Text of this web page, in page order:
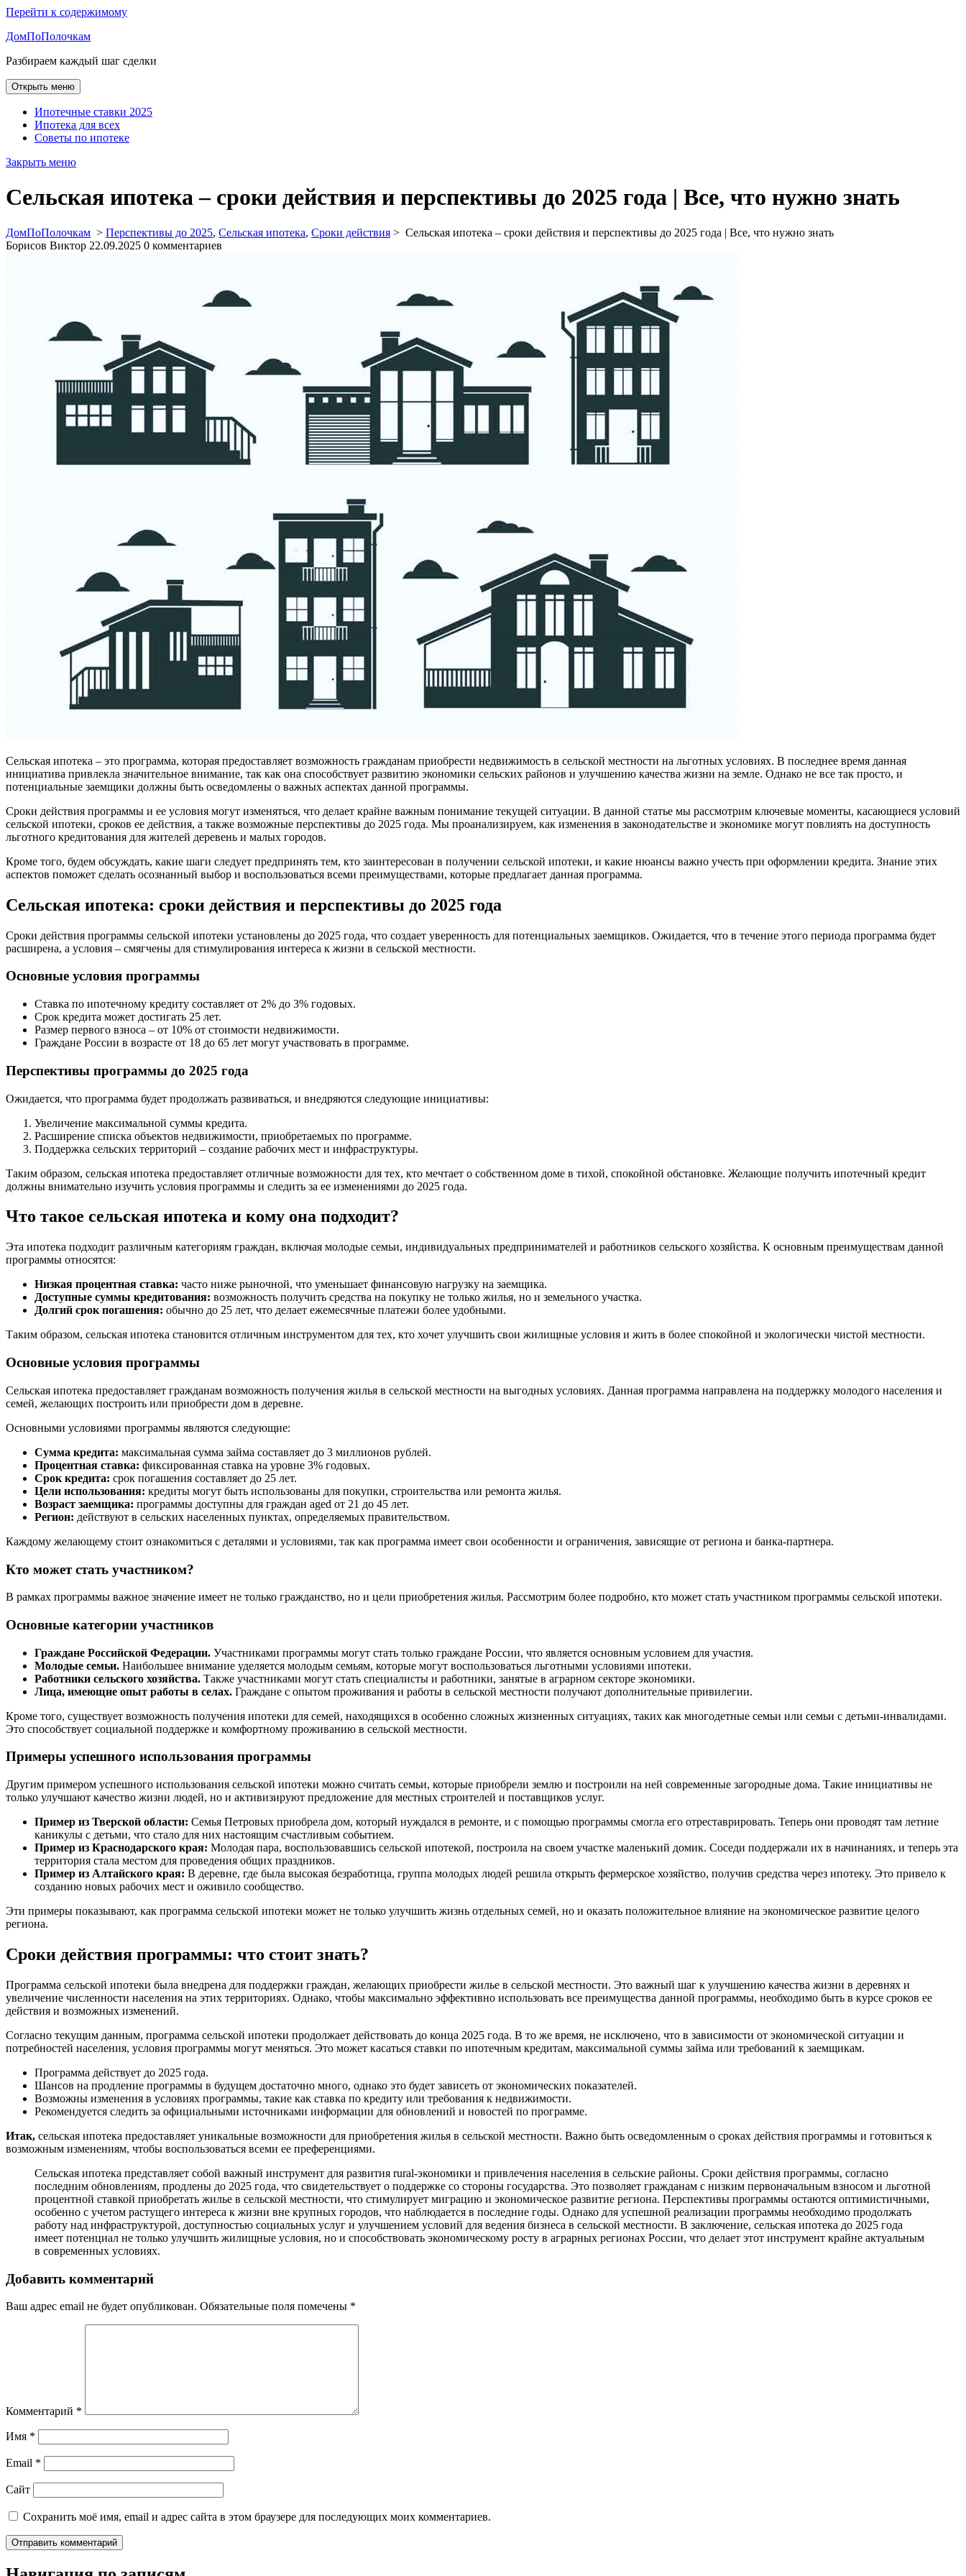
Перейти к содержимому
ДомПоПолочкам
Разбираем каждый шаг сделки
Открыть меню
Ипотечные ставки 2025
Ипотека для всех
Советы по ипотеке
Закрыть меню
Сельская ипотека – сроки действия и перспективы до 2025 года | Все, что нужно знать
ДомПоПолочкам > Перспективы до 2025, Сельская ипотека, Сроки действия > Сельская ипотека – сроки действия и перспективы до 2025 года | Все, что нужно знать
Борисов Виктор 22.09.2025 0 комментариев
Сельская ипотека – это программа, которая предоставляет возможность гражданам приобрести недвижимость в сельской местности на льготных условиях. В последнее время данная
инициатива привлекла значительное внимание, так как она способствует развитию экономики сельских районов и улучшению качества жизни на земле. Однако не все так просто, и
потенциальные заемщики должны быть осведомлены о важных аспектах данной программы.
Сроки действия программы и ее условия могут изменяться, что делает крайне важным понимание текущей ситуации. В данной статье мы рассмотрим ключевые моменты, касающиеся условий
сельской ипотеки, сроков ее действия, а также возможные перспективы до 2025 года. Мы проанализируем, как изменения в законодательстве и экономике могут повлиять на доступность
льготного кредитования для жителей деревень и малых городов.
Кроме того, будем обсуждать, какие шаги следует предпринять тем, кто заинтересован в получении сельской ипотеки, и какие нюансы важно учесть при оформлении кредита. Знание этих
аспектов поможет сделать осознанный выбор и воспользоваться всеми преимуществами, которые предлагает данная программа.
Сельская ипотека: сроки действия и перспективы до 2025 года
Сроки действия программы сельской ипотеки установлены до 2025 года, что создает уверенность для потенциальных заемщиков. Ожидается, что в течение этого периода программа будет
расширена, а условия – смягчены для стимулирования интереса к жизни в сельской местности.
Основные условия программы
Ставка по ипотечному кредиту составляет от 2% до 3% годовых.
Срок кредита может достигать 25 лет.
Размер первого взноса – от 10% от стоимости недвижимости.
Граждане России в возрасте от 18 до 65 лет могут участвовать в программе.
Перспективы программы до 2025 года
Ожидается, что программа будет продолжать развиваться, и внедряются следующие инициативы:
Увеличение максимальной суммы кредита.
Расширение списка объектов недвижимости, приобретаемых по программе.
Поддержка сельских территорий – создание рабочих мест и инфраструктуры.
Таким образом, сельская ипотека предоставляет отличные возможности для тех, кто мечтает о собственном доме в тихой, спокойной обстановке. Желающие получить ипотечный кредит
должны внимательно изучить условия программы и следить за ее изменениями до 2025 года.
Что такое сельская ипотека и кому она подходит?
Эта ипотека подходит различным категориям граждан, включая молодые семьи, индивидуальных предпринимателей и работников сельского хозяйства. К основным преимуществам данной
программы относятся:
Низкая процентная ставка: часто ниже рыночной, что уменьшает финансовую нагрузку на заемщика.
Доступные суммы кредитования: возможность получить средства на покупку не только жилья, но и земельного участка.
Долгий срок погашения: обычно до 25 лет, что делает ежемесячные платежи более удобными.
Таким образом, сельская ипотека становится отличным инструментом для тех, кто хочет улучшить свои жилищные условия и жить в более спокойной и экологически чистой местности.
Основные условия программы
Сельская ипотека предоставляет гражданам возможность получения жилья в сельской местности на выгодных условиях. Данная программа направлена на поддержку молодого населения и
семей, желающих построить или приобрести дом в деревне.
Основными условиями программы являются следующие:
Сумма кредита: максимальная сумма займа составляет до 3 миллионов рублей.
Процентная ставка: фиксированная ставка на уровне 3% годовых.
Срок кредита: срок погашения составляет до 25 лет.
Цели использования: кредиты могут быть использованы для покупки, строительства или ремонта жилья.
Возраст заемщика: программы доступны для граждан aged от 21 до 45 лет.
Регион: действуют в сельских населенных пунктах, определяемых правительством.
Каждому желающему стоит ознакомиться с деталями и условиями, так как программа имеет свои особенности и ограничения, зависящие от региона и банка-партнера.
Кто может стать участником?
В рамках программы важное значение имеет не только гражданство, но и цели приобретения жилья. Рассмотрим более подробно, кто может стать участником программы сельской ипотеки.
Основные категории участников
Граждане Российской Федерации. Участниками программы могут стать только граждане России, что является основным условием для участия.
Молодые семьи. Наибольшее внимание уделяется молодым семьям, которые могут воспользоваться льготными условиями ипотеки.
Работники сельского хозяйства. Также участниками могут стать специалисты и работники, занятые в аграрном секторе экономики.
Лица, имеющие опыт работы в селах. Граждане с опытом проживания и работы в сельской местности получают дополнительные привилегии.
Кроме того, существует возможность получения ипотеки для семей, находящихся в особенно сложных жизненных ситуациях, таких как многодетные семьи или семьи с детьми-инвалидами.
Это способствует социальной поддержке и комфортному проживанию в сельской местности.
Примеры успешного использования программы
Другим примером успешного использования сельской ипотеки можно считать семьи, которые приобрели землю и построили на ней современные загородные дома. Такие инициативы не
только улучшают качество жизни людей, но и активизируют предложение для местных строителей и поставщиков услуг.
Пример из Тверской области: Семья Петровых приобрела дом, который нуждался в ремонте, и с помощью программы смогла его отреставрировать. Теперь они проводят там летние
каникулы с детьми, что стало для них настоящим счастливым событием.
Пример из Краснодарского края: Молодая пара, воспользовавшись сельской ипотекой, построила на своем участке маленький домик. Соседи поддержали их в начинаниях, и теперь эта
территория стала местом для проведения общих праздников.
Пример из Алтайского края: В деревне, где была высокая безработица, группа молодых людей решила открыть фермерское хозяйство, получив средства через ипотеку. Это привело к
созданию новых рабочих мест и оживило сообщество.
Эти примеры показывают, как программа сельской ипотеки может не только улучшить жизнь отдельных семей, но и оказать положительное влияние на экономическое развитие целого
региона.
Сроки действия программы: что стоит знать?
Программа сельской ипотеки была внедрена для поддержки граждан, желающих приобрести жилье в сельской местности. Это важный шаг к улучшению качества жизни в деревнях и
увеличение численности населения на этих территориях. Однако, чтобы максимально эффективно использовать все преимущества данной программы, необходимо быть в курсе сроков ее
действия и возможных изменений.
Согласно текущим данным, программа сельской ипотеки продолжает действовать до конца 2025 года. В то же время, не исключено, что в зависимости от экономической ситуации и
потребностей населения, условия программы могут меняться. Это может касаться ставки по ипотечным кредитам, максимальной суммы займа или требований к заемщикам.
Программа действует до 2025 года.
Шансов на продление программы в будущем достаточно много, однако это будет зависеть от экономических показателей.
Возможны изменения в условиях программы, такие как ставка по кредиту или требования к недвижимости.
Рекомендуется следить за официальными источниками информации для обновлений и новостей по программе.
Итак, сельская ипотека предоставляет уникальные возможности для приобретения жилья в сельской местности. Важно быть осведомленным о сроках действия программы и готовиться к
возможным изменениям, чтобы воспользоваться всеми ее преференциями.
Сельская ипотека представляет собой важный инструмент для развития rural-экономики и привлечения населения в сельские районы. Сроки действия программы, согласно
последним обновлениям, продлены до 2025 года, что свидетельствует о поддержке со стороны государства. Это позволяет гражданам с низким первоначальным взносом и льготной
процентной ставкой приобретать жилье в сельской местности, что стимулирует миграцию и экономическое развитие региона. Перспективы программы остаются оптимистичными,
особенно с учетом растущего интереса к жизни вне крупных городов, что наблюдается в последние годы. Однако для успешной реализации программы необходимо продолжать
работу над инфраструктурой, доступностью социальных услуг и улучшением условий для ведения бизнеса в сельской местности. В заключение, сельская ипотека до 2025 года
имеет потенциал не только улучшить жилищные условия, но и способствовать экономическому росту в аграрных регионах России, что делает этот инструмент крайне актуальным
в современных условиях.
Добавить комментарий
Ваш адрес email не будет опубликован. Обязательные поля помечены *
Комментарий *
Имя *
Email *
Сайт
Сохранить моё имя, email и адрес сайта в этом браузере для последующих моих комментариев.